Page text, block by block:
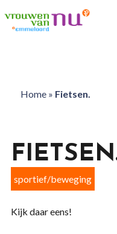
Home» Fietsen.
sportief/beweging
Kijk daar eens!